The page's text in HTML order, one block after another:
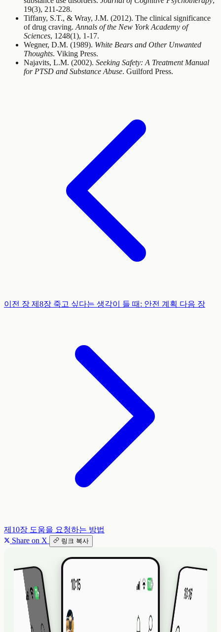
19(3), 211-228.
Tiffany, S.T., & Wray, J.M. (2012). The clinical significance
of drug craving. Annals of the New York Academy of
Sciences, 1248(1), 1-17.
Wegner, D.M. (1989). White Bears and Other Unwanted
Thoughts. Viking Press.
Najavits, L.M. (2002). Seeking Safety: A Treatment Manual
for PTSD and Substance Abuse. Guilford Press.
이전 장 제8장 죽고 싶다는 생각이 들 때: 안전 계획 다음 장
제10장 도움을 요청하는 방법
Share on X
링크 복사